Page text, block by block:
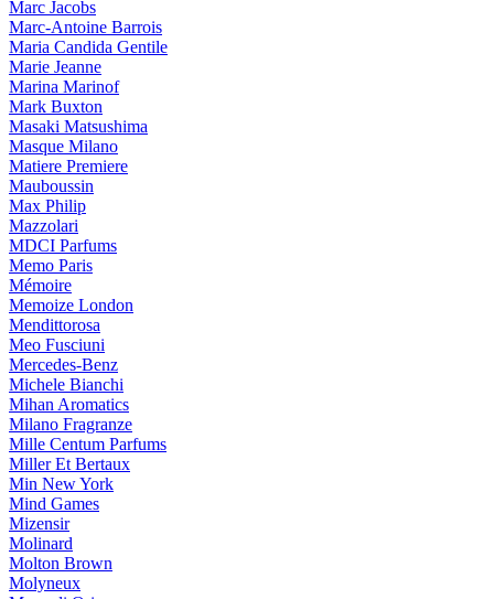
Marc Jacobs
Marc-Antoine Barrois
Maria Candida Gentile
Marie Jeanne
Marina Marinof
Mark Buxton
Masaki Matsushima
Masque Milano
Matiere Premiere
Mauboussin
Max Philip
Mazzolari
MDCI Parfums
Memo Paris
Mémoire
Memoize London
Mendittorosa
Meo Fusciuni
Mercedes-Benz
Michele Bianchi
Mihan Aromatics
Milano Fragranze
Mille Centum Parfums
Miller Et Bertaux
Min New York
Mind Games
Mizensir
Molinard
Molton Brown
Molyneux